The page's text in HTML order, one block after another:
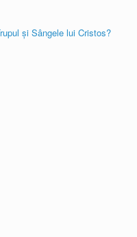
și Sângele lui Cristos?